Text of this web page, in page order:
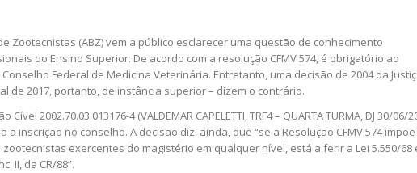
Zootecnistas (ABZ) vem a público esclarecer uma questão de conhecimento
do Ensino Superior. De acordo com a resolução CFMV 574, é obrigatório ao
Federal de Medicina Veterinária. Entretanto, uma decisão de 2004 da
de 2017, portanto, de instância superior – dizem o contrário.
2002.70.03.013176-4 (VALDEMAR CAPELETTI, TRF4 – QUARTA TURMA, DJ 30/06/
a inscrição no conselho. A decisão diz, ainda, que “se a Resolução CFMV 574
exercentes do magistério em qualquer nível, está a ferir a Lei 5.550/68
II, da CR/88”.